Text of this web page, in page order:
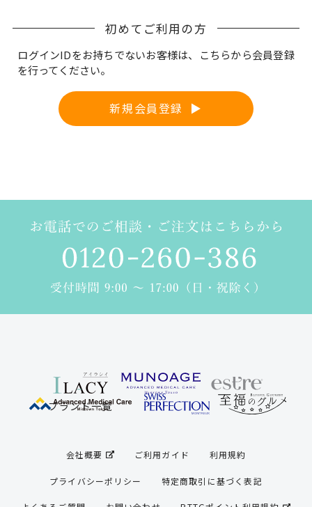
提携ブランド
SWISS PERFECTION
ブランド一覧
初めてご利用の方
ログインIDをお持ちでないお客様は、こちらから会員登録
を行ってください。
新規会員登録
ブランド一覧
会社概要 ご利用ガイド 利用規約
プライバシーポリシー 特定商取引に基づく表記